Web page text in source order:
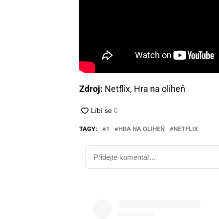
Zdroj: Netflix, Hra na oliheň
TAGY: 1 HRA NA OLIHEŇ NETFLIX